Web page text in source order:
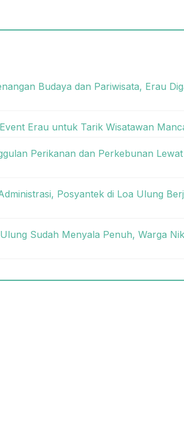
Budaya dan Pariwisata, Erau
Erau untuk Tarik Wisatawan
Perikanan dan Perkebunan Lewat
Posyantek di Loa Ulung
Sudah Menyala Penuh, Warga